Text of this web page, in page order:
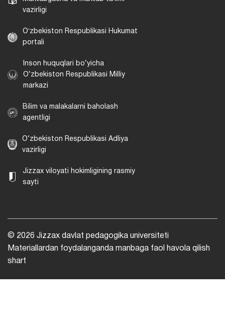
vazirligi
Oʻzbekiston Respublikasi Hukumat
portali
Inson huquqlari bo‘yicha
O‘zbekiston Respublikasi Milliy
markazi
Bilim va malakalarni baholash
agentligi
O‘zbekiston Respublikasi Adliya
vazirligi
Jizzax viloyati hokimligining rasmiy
sayti
© 2026 Jizzax davlat pedagogika universiteti
Materiallardan foydalanganda manbaga faol havola qilish
shart